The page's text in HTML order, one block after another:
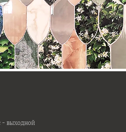
- выходной